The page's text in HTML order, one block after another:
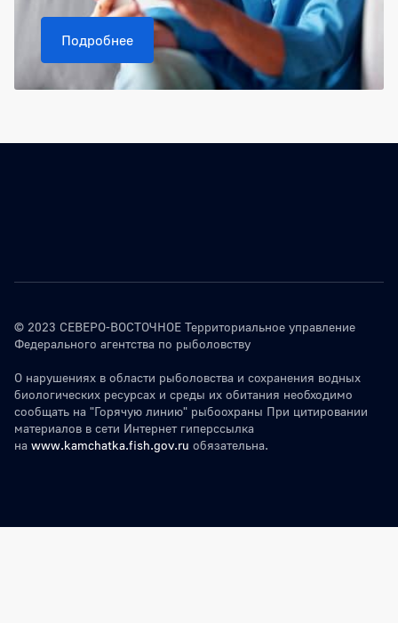
Подробнее
© 2023 СЕВЕРО-ВОСТОЧНОЕ Территориальное управление
Федерального агентства по рыболовству
О нарушениях в области рыболовства и сохранения водных
биологических ресурсах и среды их обитания необходимо
сообщать на "Горячую линию" рыбоохраны При цитировании
материалов в сети Интернет гиперссылка
на www.kamchatka.fish.gov.ru обязательна.